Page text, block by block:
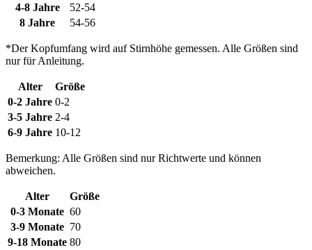
4-8 Jahre
52-54
8 Jahre
54-56
*Der Kopfumfang wird auf Stirnhöhe gemessen. Alle Größen sind
nur für Anleitung.
Alter
Größe
0-2 Jahre 0-2
3-5 Jahre 2-4
6-9 Jahre 10-12
Bemerkung: Alle Größen sind nur Richtwerte und können
abweichen.
Alter
Größe
0-3 Monate 60
3-9 Monate 70
9-18 Monate 80